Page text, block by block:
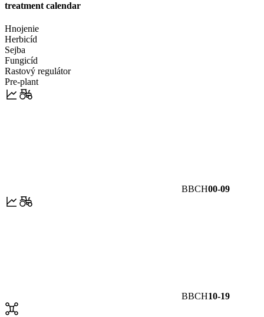
treatment calendar
Hnojenie
Herbicíd
Sejba
Fungicíd
Rastový regulátor
Pre-plant
BBCH00-09
BBCH10-19